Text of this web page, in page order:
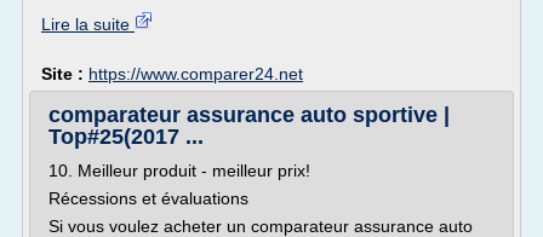
Lire la suite
Site : https://www.comparer24.net
comparateur assurance auto sportive |
Top#25(2017 ...
10. Meilleur produit - meilleur prix!
Récessions et évaluations
Si vous voulez acheter un comparateur assurance auto